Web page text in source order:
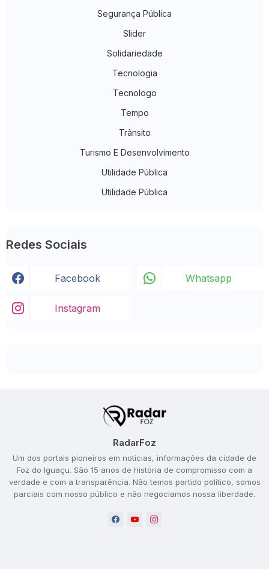
Segurança Pública
Slider
Solidariedade
Tecnologia
Tecnologo
Tempo
Trânsito
Turismo E Desenvolvimento
Utilidade Pública
Utilidade Pública
Redes Sociais
Facebook Whatsapp
Instagram
RadarFoz
Um dos portais pioneiros em notícias, informações da cidade de
Foz do Iguaçu. São 15 anos de história de compromisso com a
verdade e com a transparência. Não temos partido político, somos
parciais com nosso público e não negociamos nossa liberdade.